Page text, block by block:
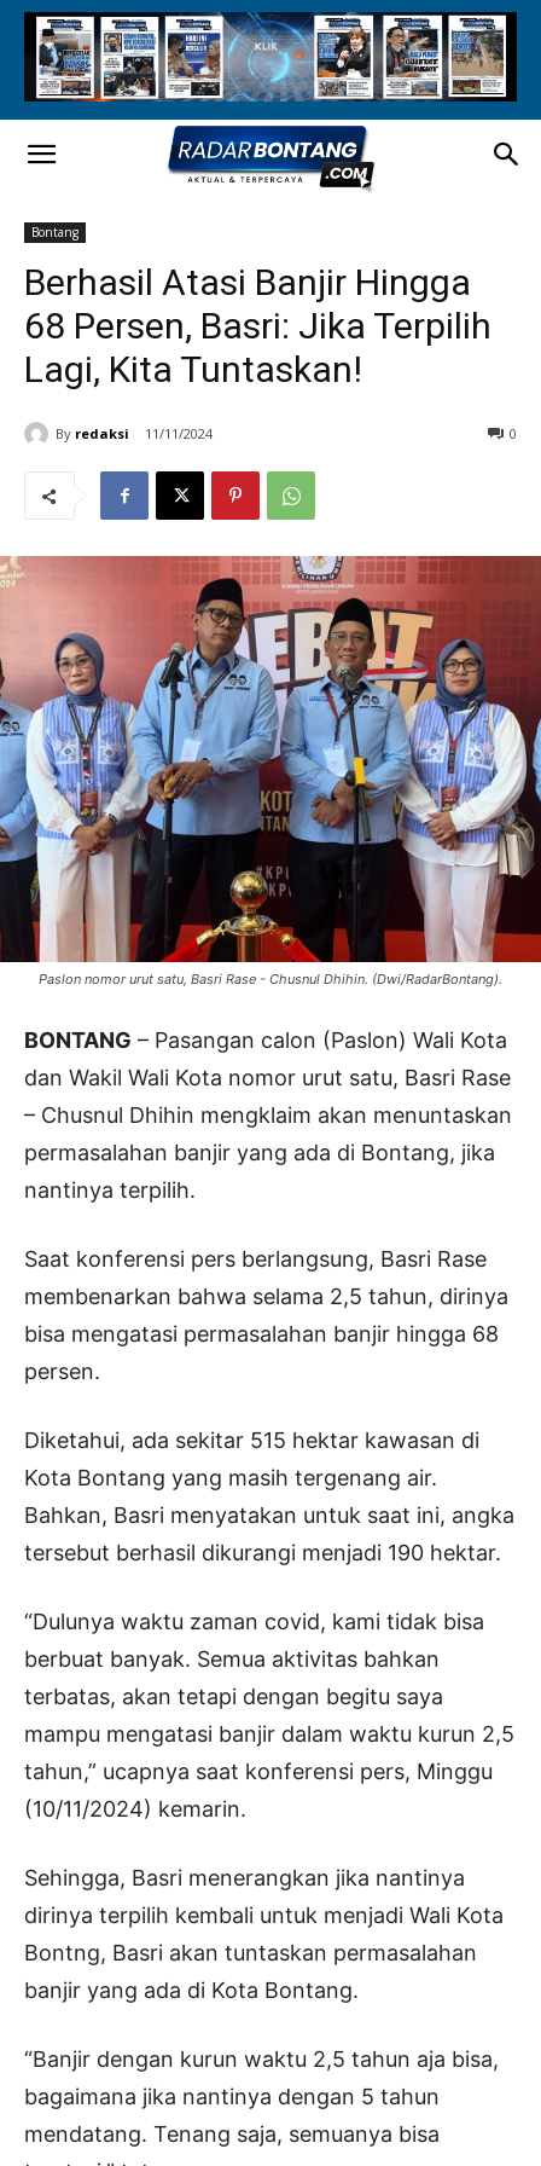
Bontang
Berhasil Atasi Banjir Hingga
68 Persen, Basri: Jika Terpilih
Lagi, Kita Tuntaskan!
By redaksi 11/11/2024 0
Paslon nomor urut satu, Basri Rase - Chusnul Dhihin. (Dwi/RadarBontang).
BONTANG – Pasangan calon (Paslon) Wali Kota
dan Wakil Wali Kota nomor urut satu, Basri Rase
– Chusnul Dhihin mengklaim akan menuntaskan
permasalahan banjir yang ada di Bontang, jika
nantinya terpilih.
Saat konferensi pers berlangsung, Basri Rase
membenarkan bahwa selama 2,5 tahun, dirinya
bisa mengatasi permasalahan banjir hingga 68
persen.
Diketahui, ada sekitar 515 hektar kawasan di
Kota Bontang yang masih tergenang air.
Bahkan, Basri menyatakan untuk saat ini, angka
tersebut berhasil dikurangi menjadi 190 hektar.
“Dulunya waktu zaman covid, kami tidak bisa
berbuat banyak. Semua aktivitas bahkan
terbatas, akan tetapi dengan begitu saya
mampu mengatasi banjir dalam waktu kurun 2,5
tahun,” ucapnya saat konferensi pers, Minggu
(10/11/2024) kemarin.
Sehingga, Basri menerangkan jika nantinya
dirinya terpilih kembali untuk menjadi Wali Kota
Bontng, Basri akan tuntaskan permasalahan
banjir yang ada di Kota Bontang.
“Banjir dengan kurun waktu 2,5 tahun aja bisa,
bagaimana jika nantinya dengan 5 tahun
mendatang. Tenang saja, semuanya bisa